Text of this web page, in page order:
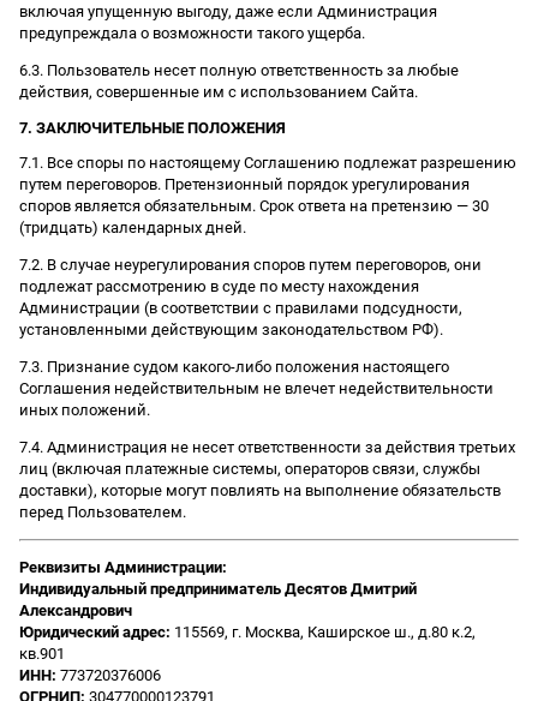
включая упущенную выгоду, даже если Администрация
предупреждала о возможности такого ущерба.
6.3. Пользователь несет полную ответственность за любые
действия, совершенные им с использованием Сайта.
7. ЗАКЛЮЧИТЕЛЬНЫЕ ПОЛОЖЕНИЯ
7.1. Все споры по настоящему Соглашению подлежат разрешению
путем переговоров. Претензионный порядок урегулирования
споров является обязательным. Срок ответа на претензию — 30
(тридцать) календарных дней.
7.2. В случае неурегулирования споров путем переговоров, они
подлежат рассмотрению в суде по месту нахождения
Администрации (в соответствии с правилами подсудности,
установленными действующим законодательством РФ).
7.3. Признание судом какого-либо положения настоящего
Соглашения недействительным не влечет недействительности
иных положений.
7.4. Администрация не несет ответственности за действия третьих
лиц (включая платежные системы, операторов связи, службы
доставки), которые могут повлиять на выполнение обязательств
перед Пользователем.
Реквизиты Администрации:
Индивидуальный предприниматель Десятов Дмитрий
Александрович
Юридический адрес: 115569, г. Москва, Каширское ш., д.80 к.2,
кв.901
ИНН: 773720376006
ОГРНИП: 304770000123791